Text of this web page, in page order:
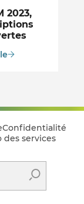
2023,
Confidentialité
des services